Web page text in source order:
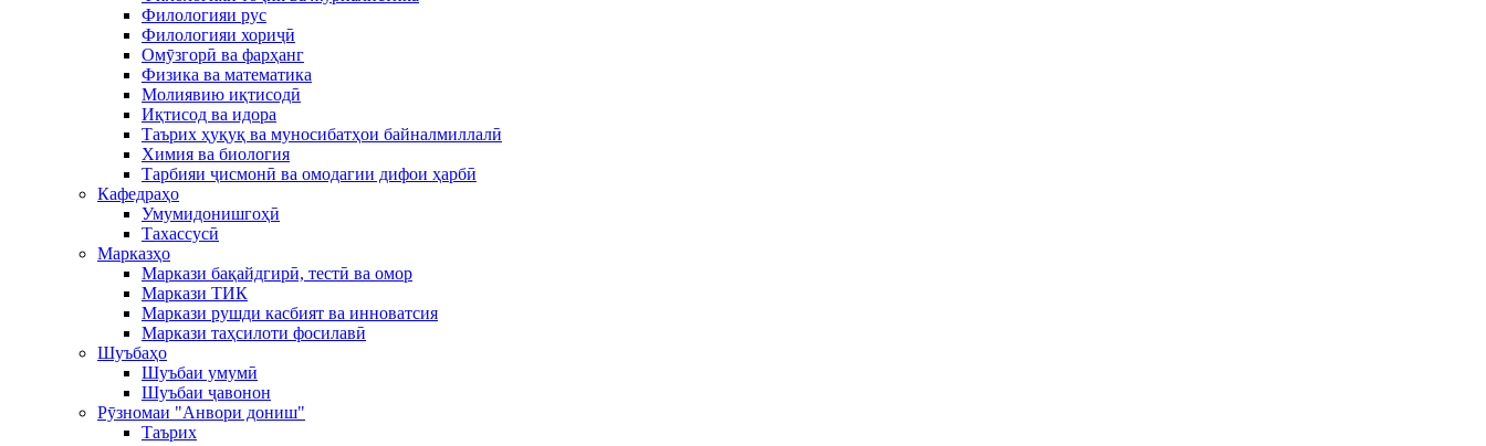
Филологияи рус
Филологияи хориҷӣ
Омӯзгорӣ ва фарҳанг
Физика ва математика
Молиявию иқтисодӣ
Иқтисод ва идора
Таърих ҳуқуқ ва муносибатҳои байналмиллалӣ
Химия ва биология
Тарбияи ҷисмонӣ ва омодагии дифои ҳарбӣ
Кафедраҳо
Умумидонишгоҳӣ
Тахассусӣ
Марказҳо
Маркази бақайдгирӣ, тестӣ ва омор
Маркази ТИК
Маркази рушди касбият ва инноватсия
Маркази таҳсилоти фосилавӣ
Шуъбаҳо
Шуъбаи умумӣ
Шуъбаи ҷавонон
Рӯзномаи "Анвори дониш"
Таърих